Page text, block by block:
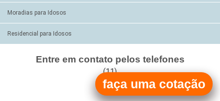
Moradias para Idosos
Residencial para Idosos
Entre em contato pelos telefones
(11)
(11)
faça uma cotação